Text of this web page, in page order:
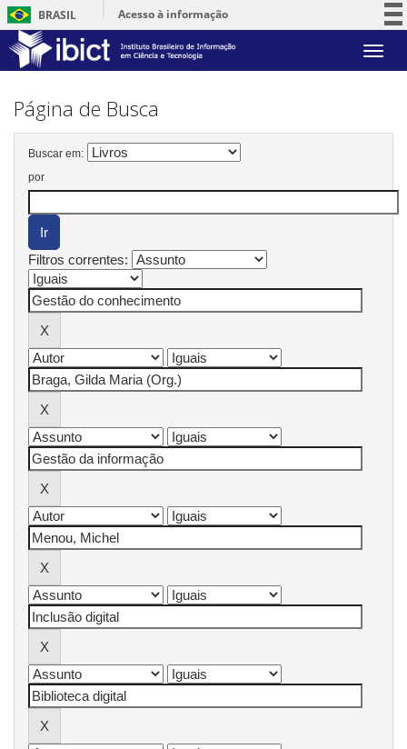
BRASIL
Acesso à informação
Serviços
Skip
Página de Busca
Buscar em:
por
Filtros correntes: